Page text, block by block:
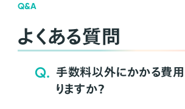
Q&A
よくある質問
Q. 手数料以外にかかる費
りますか？